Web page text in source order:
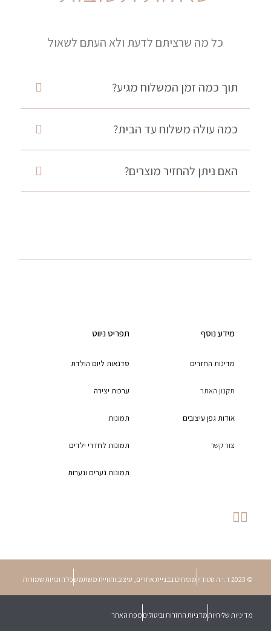
כל מה שרציתם לדעת ולא העתם לשאול
תוך כמה זמן המשלוח מגיע?
כמה עולה משלוח עד הבית?
האם ניתן להחזיר מוצרים?
מידע נוסף
מדינות החזרים
תקנון האתר
אודות גפן עיצובים
צור קשר
תפריט ניווט
סדנאות ליום הולדת
ערכות יצירה
תמונות
תמונות לחדרי ילדים
תמונות נערים ונערות
© 2023 ד.י.ה סטודיו מומחים בבניית אתרים, עיצוב וחוויית משתמשכל הזכויות שמורות
מדיניות שליחיות מדניות החזרות וביטולים מפת האתר